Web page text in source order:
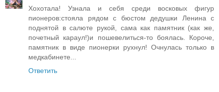
Хохотала! Узнала и себя среди восковых фигур
пионеров:стояла рядом с бюстом дедушки Ленина с
поднятой в салюте рукой, сама как памятник (как же,
почетный караул!)и пошевелиться-то боялась. Короче,
памятник в виде пионерки рухнул! Очнулась только в
медкабинете...
Ответить